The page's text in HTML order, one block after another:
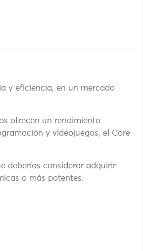
y eficiencia, en un mercado
ofrecen un rendimiento
y videojuegos, el Core
deberías considerar adquirir
o más potentes.